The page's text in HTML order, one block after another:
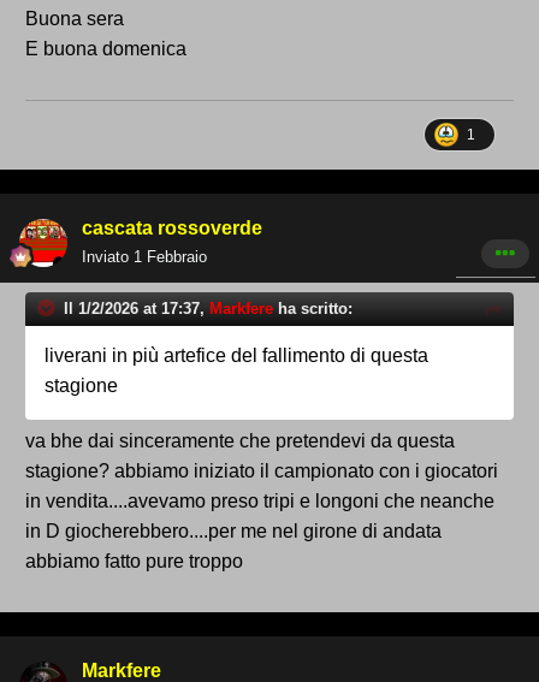
Buona sera
E buona domenica
1
cascata rossoverde
Inviato 1 Febbraio
Il 1/2/2026 at 17:37, Markfere ha scritto:
liverani in più artefice del fallimento di questa
stagione
va bhe dai sinceramente che pretendevi da questa
stagione? abbiamo iniziato il campionato con i giocatori
in vendita....avevamo preso tripi e longoni che neanche
in D giocherebbero....per me nel girone di andata
abbiamo fatto pure troppo
Markfere